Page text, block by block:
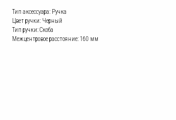
Тип аксессуара: Ручка
Цвет ручки: Черный​
Тип ручки: Скоба
Межцентровое расстояние: 160 мм